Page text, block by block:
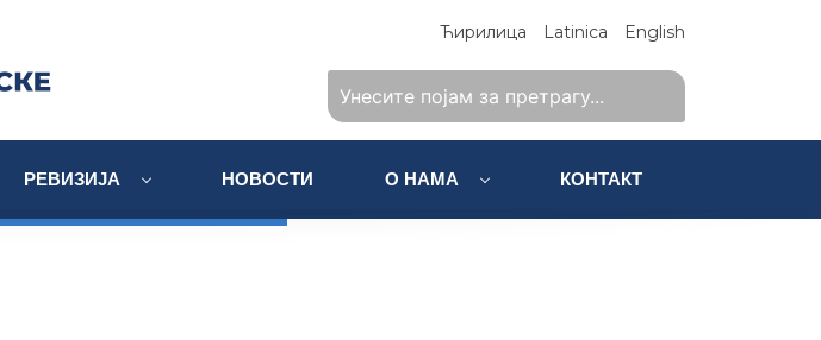
Ћирилица Latinica English
РЕВИЗИЈА НОВОСТИ О НАМА КОНТАКТ